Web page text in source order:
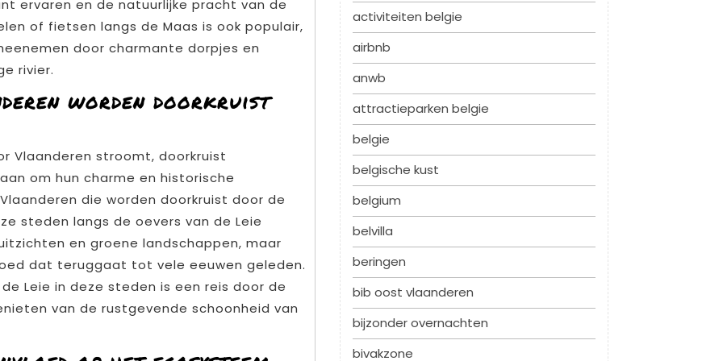
ervaren en de natuurlijke pracht van de
of fietsen langs de Maas is ook populair,
door charmante dorpjes en
rivier.
worden doorkruist
Vlaanderen stroomt, doorkruist
om hun charme en historische
die worden doorkruist door de
steden langs de oevers van de Leie
en groene landschappen, maar
dat teruggaat tot vele eeuwen geleden.
Leie in deze steden is een reis door de
van de rustgevende schoonheid van
activiteiten belgie
airbnb
anwb
attractieparken belgie
belgie
belgische kust
belgium
belvilla
beringen
bib oost vlaanderen
bijzonder overnachten
bivakzone